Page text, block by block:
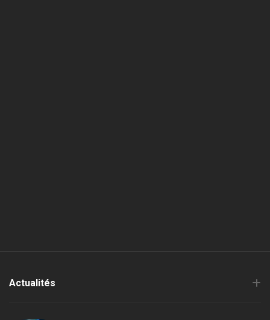
Actualités